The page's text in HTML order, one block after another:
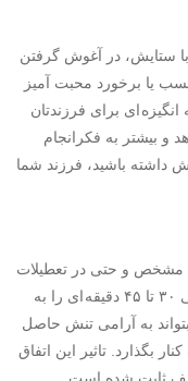
ستایش، در آغوش گرفتن
یا برخورد محبت آمیز
ای برای فرزندتان
و بیشتر به فکرانجام
داشته باشید، فرزند شما
مشخص و حتی در تعطیلات
آخر هفته روی آن پافشاری کنید. همچنین زمانی ۳۰ تا ۴۵ دقیقه ای را به
به آرامی تنش حاصل
بگذارد. تاثیر این اتفاق